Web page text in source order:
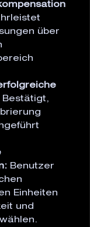
über
Bestätigt,
Benutzer
Einheiten
und